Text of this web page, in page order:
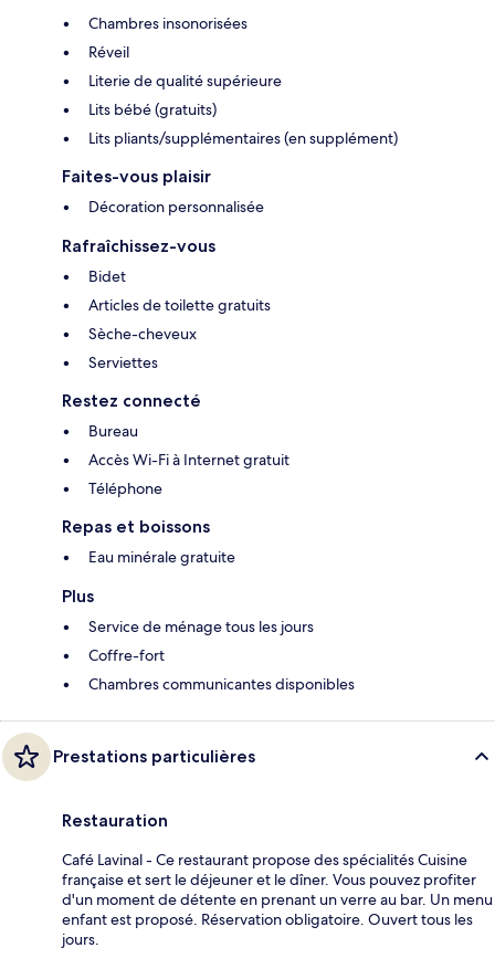
Chambres insonorisées
Réveil
Literie de qualité supérieure
Lits bébé (gratuits)
Lits pliants/supplémentaires (en supplément)
Faites-vous plaisir
Décoration personnalisée
Rafraîchissez-vous
Bidet
Articles de toilette gratuits
Sèche-cheveux
Serviettes
Restez connecté
Bureau
Accès Wi-Fi à Internet gratuit
Téléphone
Repas et boissons
Eau minérale gratuite
Plus
Service de ménage tous les jours
Coffre-fort
Chambres communicantes disponibles
Prestations particulières
Restauration
Café Lavinal - Ce restaurant propose des spécialités Cuisine
française et sert le déjeuner et le dîner. Vous pouvez profiter
d'un moment de détente en prenant un verre au bar. Un menu
enfant est proposé. Réservation obligatoire. Ouvert tous les
jours.